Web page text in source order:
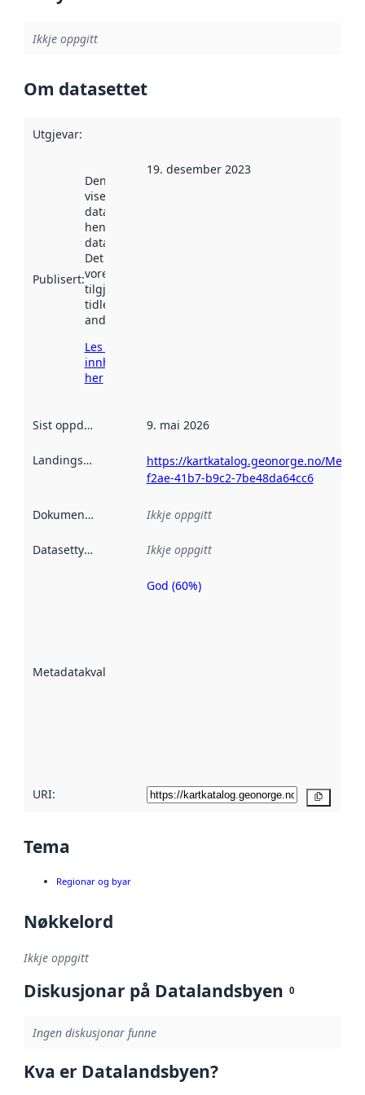
Ikkje oppgitt
Om datasettet
Utgjevar:
Publisert:
Denne datoen
viser når
datasettet vart
henta inn av
data.norge.no.
Det kan ha
vore
tilgjengeleg
tidlegare
andre stader.
Les meir om
innhenting
her
19. desember 2023
Sist oppdatert 9. mai 2026
Landingsside
https://kartkatalog.geonorge.no/
f2ae-41b7-b9c2-7be48da64cc6
Dokumentasjon Ikkje oppgitt
Datasettype Ikkje oppgitt
Metadatakvalitet
Metadatakvalitet
God (60%)
URI:
Tema
Regionar og byar
Nøkkelord
Ikkje oppgitt
Diskusjonar på Datalandsbyen 0
Ingen diskusjonar funne
Kva er Datalandsbyen?